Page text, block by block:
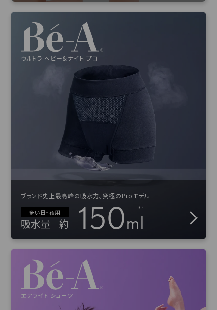
ウルトラ ヘビー＆ナイト プロ
ブランド史上最高峰の吸水力。究極のProモデル
多い日・夜用
吸水量 約 150ml
エアライト ショーツ